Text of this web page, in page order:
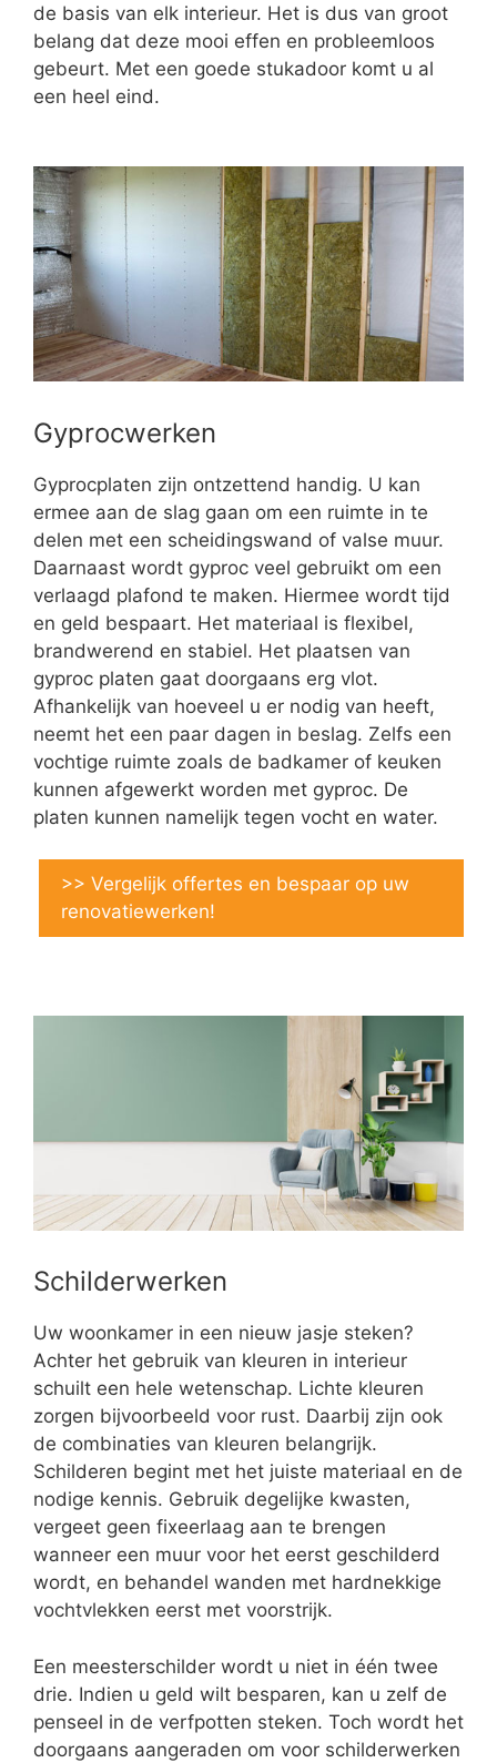
de basis van elk interieur. Het is dus van groot
belang dat deze mooi effen en probleemloos
gebeurt. Met een goede stukadoor komt u al
een heel eind.
Gyprocwerken
Gyprocplaten zijn ontzettend handig. U kan
ermee aan de slag gaan om een ruimte in te
delen met een scheidingswand of valse muur.
Daarnaast wordt gyproc veel gebruikt om een
verlaagd plafond te maken. Hiermee wordt tijd
en geld bespaart. Het materiaal is flexibel,
brandwerend en stabiel. Het plaatsen van
gyproc platen gaat doorgaans erg vlot.
Afhankelijk van hoeveel u er nodig van heeft,
neemt het een paar dagen in beslag. Zelfs een
vochtige ruimte zoals de badkamer of keuken
kunnen afgewerkt worden met gyproc. De
platen kunnen namelijk tegen vocht en water.
>> Vergelijk offertes en bespaar op uw
renovatiewerken!
Schilderwerken
Uw woonkamer in een nieuw jasje steken?
Achter het gebruik van kleuren in interieur
schuilt een hele wetenschap. Lichte kleuren
zorgen bijvoorbeeld voor rust. Daarbij zijn ook
de combinaties van kleuren belangrijk.
Schilderen begint met het juiste materiaal en de
nodige kennis. Gebruik degelijke kwasten,
vergeet geen fixeerlaag aan te brengen
wanneer een muur voor het eerst geschilderd
wordt, en behandel wanden met hardnekkige
vochtvlekken eerst met voorstrijk.
Een meesterschilder wordt u niet in één twee
drie. Indien u geld wilt besparen, kan u zelf de
penseel in de verfpotten steken. Toch wordt het
doorgaans aangeraden om voor schilderwerken